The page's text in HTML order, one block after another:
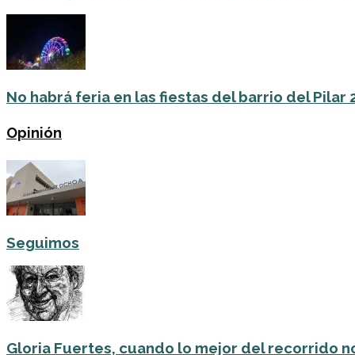
No habrá feria en las fiestas del barrio del Pilar
Opinión
Seguimos
Gloria Fuertes, cuando lo mejor del recorrido